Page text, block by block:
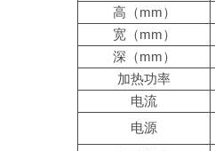
高（mm）
宽（mm）
深（mm）
加热功率
电流
电源